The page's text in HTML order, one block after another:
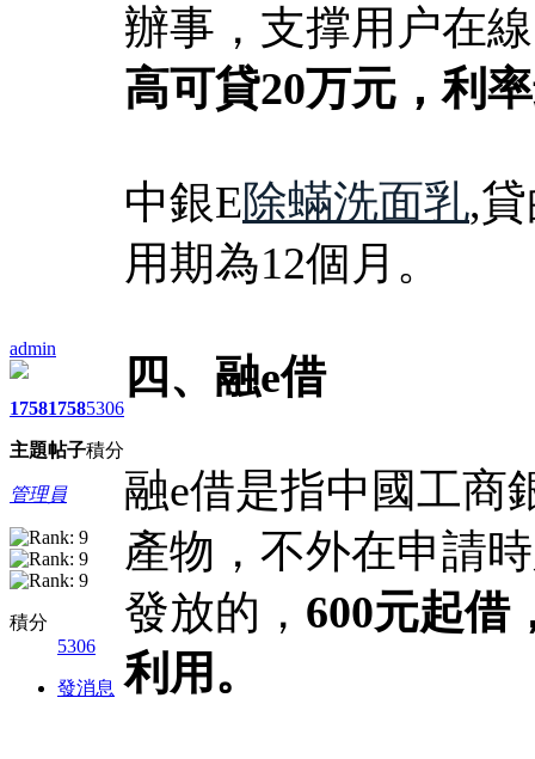
admin
1758
主題
1758
帖子
5306
積分
管理員
積分
5306
發消息
辦事，支撑用户在
高可貸20万元，利
中銀E除蟎洗面乳,
用期為12個月。
四、融e借
融e借是指中國工商
產物，不外在申請
發放的， 600元起借
利用。